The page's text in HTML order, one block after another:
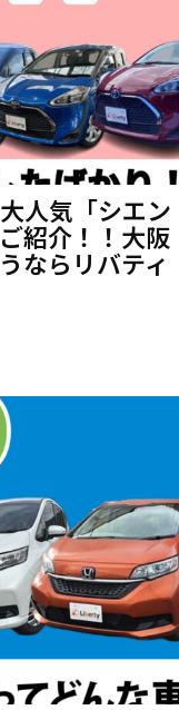
人気「シエン
紹介！！大阪
ならリバティ